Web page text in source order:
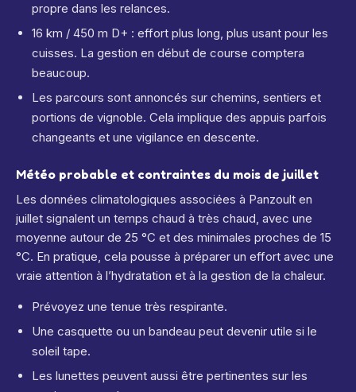
propre dans les relances.
16 km / 450 m D+ : effort plus long, plus usant pour les
cuisses. La gestion en début de course comptera
beaucoup.
Les parcours sont annoncés sur chemins, sentiers et
portions de vignoble. Cela implique des appuis parfois
changeants et une vigilance en descente.
Météo probable et contraintes du mois de juillet
Les données climatologiques associées à Panzoult en
juillet signalent un temps chaud à très chaud, avec une
moyenne autour de 25 °C et des minimales proches de 15
°C. En pratique, cela pousse à préparer un effort avec une
vraie attention à l’hydratation et à la gestion de la chaleur.
Prévoyez une tenue très respirante.
Une casquette ou un bandeau peut devenir utile si le
soleil tape.
Les lunettes peuvent aussi être pertinentes sur les